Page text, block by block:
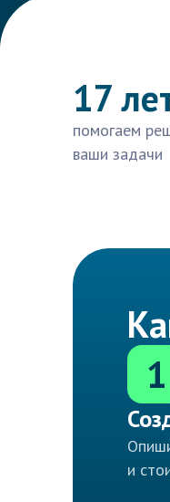
17
помогаем
ваши задачи
1
и